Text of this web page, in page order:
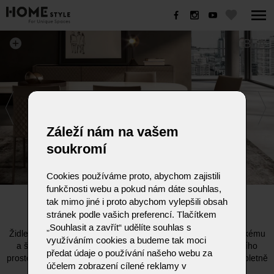
BEA
BEA
Židle Bea spojuje minimalismus a moderní eleganci. Díky lehkému
a štíhlému tvaru se hodí jak do domácnosti, tak do pracovního
prostoru. Nabízí se s kovovými lakovanými nohami nebo kompletně
čalouněnými nohami dle tvého interiéru.
Záleží nám na vašem
soukromí
Cookies používáme proto, abychom zajistili
funkčnosti webu a pokud nám dáte souhlas,
tak mimo jiné i proto abychom vylepšili obsah
stránek podle vašich preferencí. Tlačítkem
„Souhlasit a zavřít“ udělíte souhlas s
využíváním cookies a budeme tak moci
předat údaje o používání našeho webu za
účelem zobrazení cílené reklamy v